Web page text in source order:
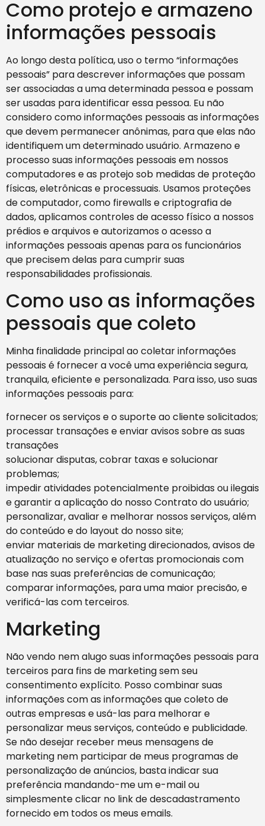
Como protejo e armazeno
informações pessoais
Ao longo desta política, uso o termo “informações
pessoais” para descrever informações que possam
ser associadas a uma determinada pessoa e possam
ser usadas para identificar essa pessoa. Eu não
considero como informações pessoais as informações
que devem permanecer anônimas, para que elas não
identifiquem um determinado usuário. Armazeno e
processo suas informações pessoais em nossos
computadores e as protejo sob medidas de proteção
físicas, eletrônicas e processuais. Usamos proteções
de computador, como firewalls e criptografia de
dados, aplicamos controles de acesso físico a nossos
prédios e arquivos e autorizamos o acesso a
informações pessoais apenas para os funcionários
que precisem delas para cumprir suas
responsabilidades profissionais.
Como uso as informações
pessoais que coleto
Minha finalidade principal ao coletar informações
pessoais é fornecer a você uma experiência segura,
tranquila, eficiente e personalizada. Para isso, uso suas
informações pessoais para:
fornecer os serviços e o suporte ao cliente solicitados;
processar transações e enviar avisos sobre as suas
transações
solucionar disputas, cobrar taxas e solucionar
problemas;
impedir atividades potencialmente proibidas ou ilegais
e garantir a aplicação do nosso Contrato do usuário;
personalizar, avaliar e melhorar nossos serviços, além
do conteúdo e do layout do nosso site;
enviar materiais de marketing direcionados, avisos de
atualização no serviço e ofertas promocionais com
base nas suas preferências de comunicação;
comparar informações, para uma maior precisão, e
verificá-las com terceiros.
Marketing
Não vendo nem alugo suas informações pessoais para
terceiros para fins de marketing sem seu
consentimento explícito. Posso combinar suas
informações com as informações que coleto de
outras empresas e usá-las para melhorar e
personalizar meus serviços, conteúdo e publicidade.
Se não desejar receber meus mensagens de
marketing nem participar de meus programas de
personalização de anúncios, basta indicar sua
preferência mandando-me um e-mail ou
simplesmente clicar no link de descadastramento
fornecido em todos os meus emails.